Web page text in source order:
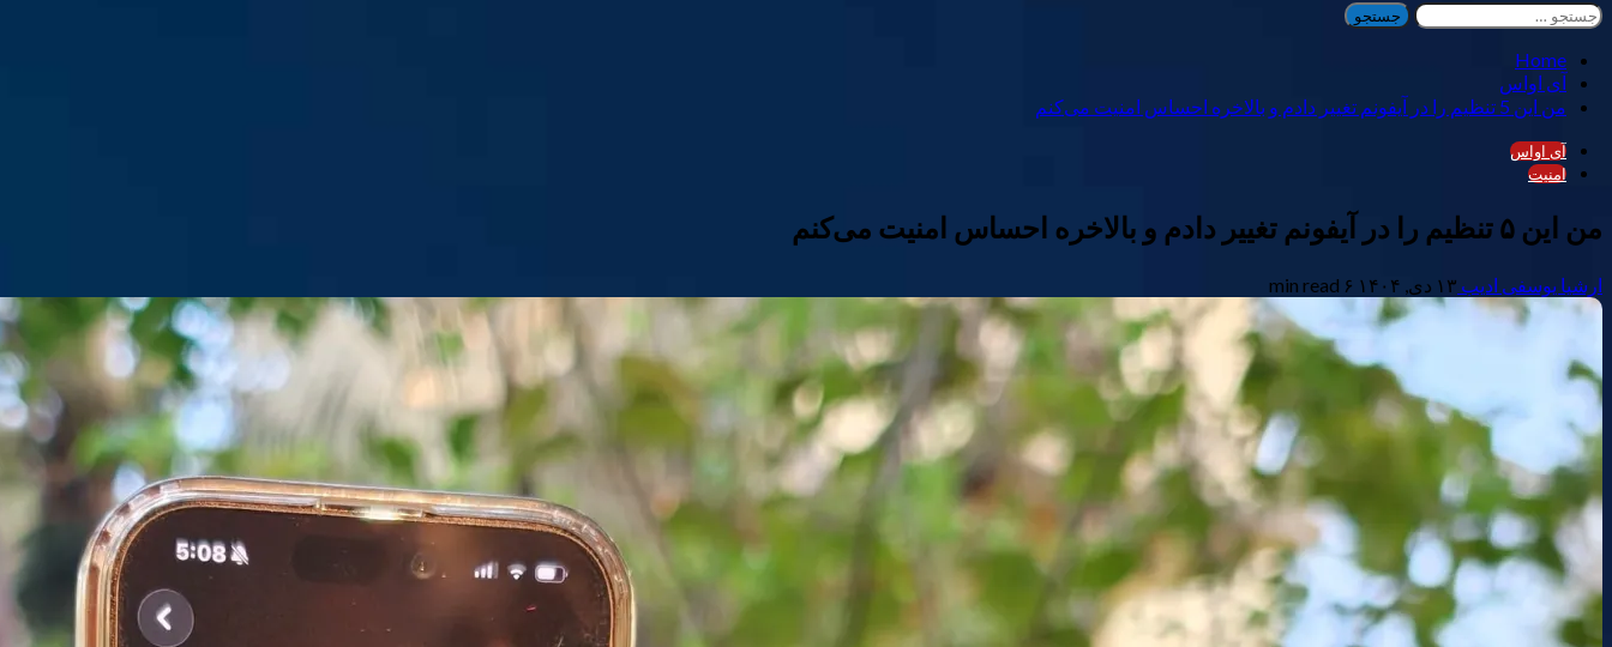
جستجو
برای:
Home
آی اواس
من این 5 تنظیم را در آیفونم تغییر دادم و بالاخره احساس امنیت می‌کنم
آی اواس
امنیت
من این ۵ تنظیم را در آیفونم تغییر دادم و بالاخره احساس امنیت می‌کنم
ارشیا یوسفی ادیب ۱۳ دی, ۱۴۰۴ ۶ min read